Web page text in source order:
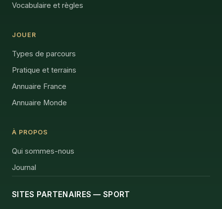
Vocabulaire et règles
JOUER
Types de parcours
Pratique et terrains
Annuaire France
Annuaire Monde
À PROPOS
Qui sommes-nous
Journal
SITES PARTENAIRES — SPORT